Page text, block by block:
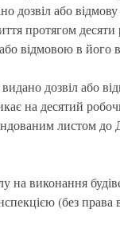
дозвіл або
протягом десяти
відмовою в його
дозвіл або
на десятий
листом до
на виконання
(без права